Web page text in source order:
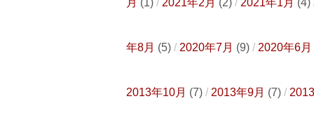
月 (1) 2021年2月 (2) 2021年1月 (4)
年8月 (5) 2020年7月 (9) 2020年6月
2013年10月 (7) 2013年9月 (7)